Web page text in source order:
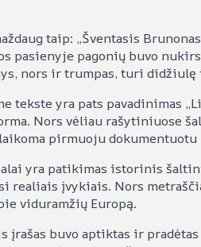
taip: „Šventasis
pasienyje pagonių buvo
nors ir trumpas, turi
tekste yra pats pavadinimas
Nors vėliau rašytiniuose
pirmuoju dokumentuotu
yra patikimas istorinis
realiais įvykiais. Nors
viduramžių Europą.
įrašas buvo aptiktas ir